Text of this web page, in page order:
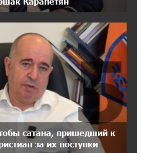
07-2026
акционером Юнибанка и
выгодным инвестиционным
07-2026
о мошеннических
от имени пенсионных фондов
07-2026
французский уголок в Раздане
сатана, пришедший к
за их поступки
5